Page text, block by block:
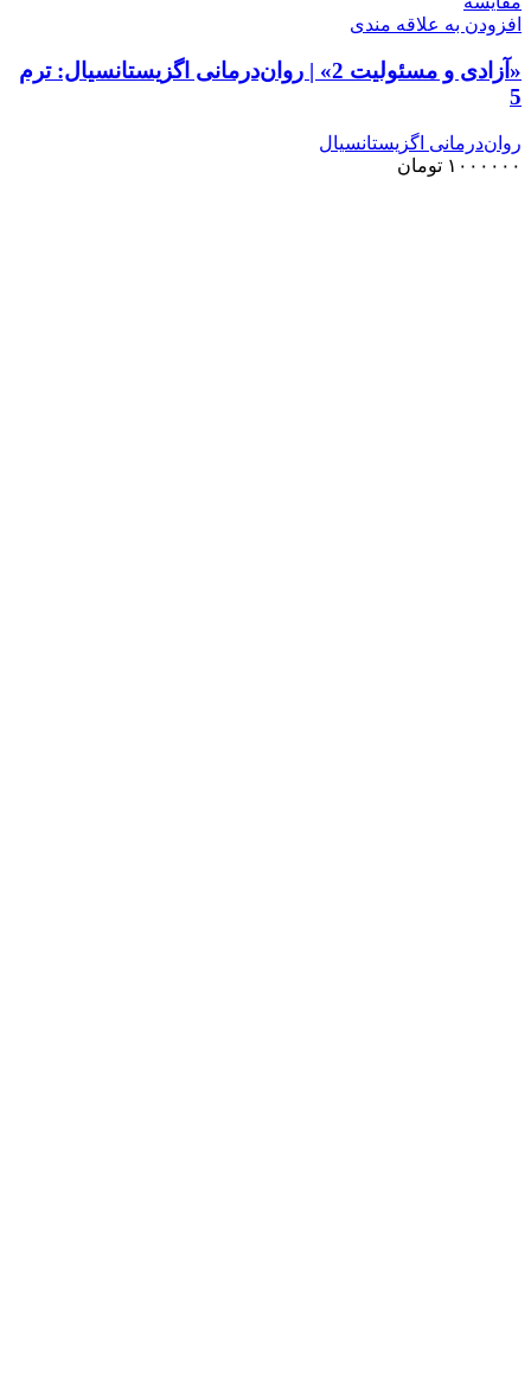
افزودن به علاقه مندی
«آزادی و مسئولیت 2» | روان‌درمانی اگزیستانسیال: ترم
5
روان‌درمانی اگزیستانسیال
۱۰۰۰۰۰۰ تومان